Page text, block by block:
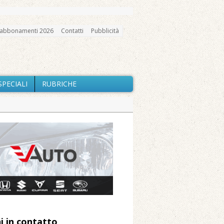
2026 Contatti Pubblicità
RUBRICHE
Barone
prestazioni
tra le Chiese di Vercelli e